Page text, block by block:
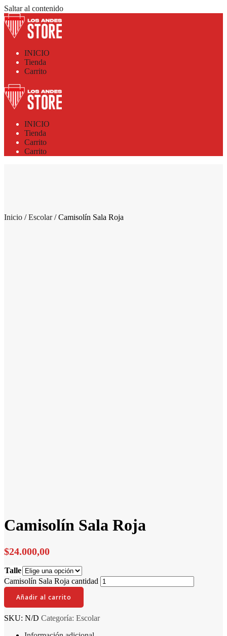
Saltar al contenido
INICIO
Tienda
Carrito
INICIO
Tienda
Carrito
Carrito
Inicio /Escolar/ Camisolín Sala Roja
Camisolín Sala Roja
$24.000,00
Talle
Camisolín Sala Roja cantidad
Añadir al carrito
SKU: N/D Categoría: Escolar